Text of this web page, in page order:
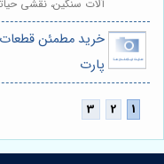
آلات سنگین، نقشی
خرید مطمئن
پارت